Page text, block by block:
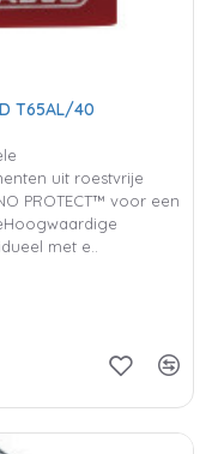
T65AL/40
uit roestvrije
PROTECT™ voor een
met e..